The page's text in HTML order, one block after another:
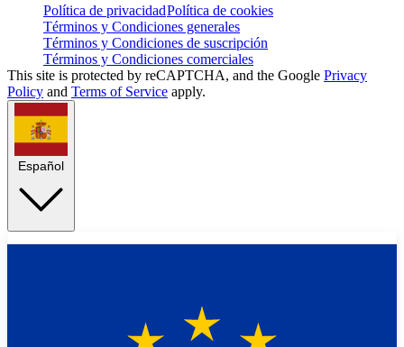
Política de privacidadPolítica de cookies
Términos y Condiciones generales
Términos y Condiciones de suscripción
Términos y Condiciones comerciales
This site is protected by reCAPTCHA, and the Google Privacy
Policy and Terms of Service apply.
Español